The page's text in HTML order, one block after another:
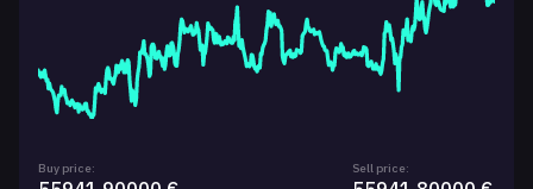
Buy price: Sell price: